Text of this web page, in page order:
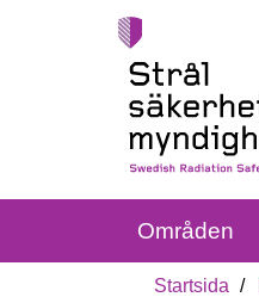
Områden
Startsida